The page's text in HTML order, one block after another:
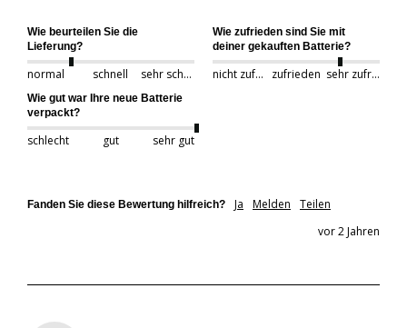
Wie beurteilen Sie die
Lieferung?
normal schnell sehr schnell
Wie zufrieden sind Sie mit
deiner gekauften Batterie?
nicht zufrieden zufrieden sehr zufrieden
Wie gut war Ihre neue Batterie
verpackt?
schlecht gut sehr gut
Fanden Sie diese Bewertung hilfreich? Ja Melden
Teilen
vor 2 Jahren